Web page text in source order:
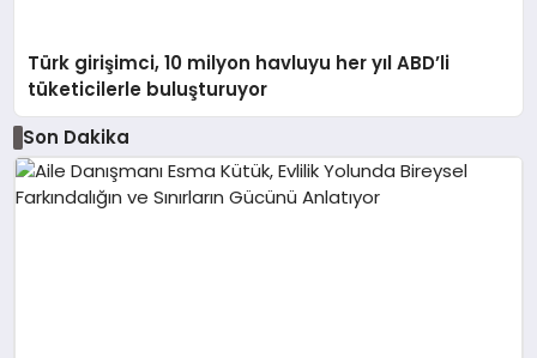
Türk girişimci, 10 milyon havluyu her yıl ABD’li
tüketicilerle buluşturuyor
Son Dakika